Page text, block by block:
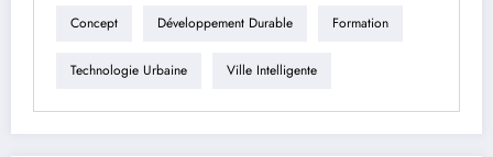
Concept Développement Durable Formation
Technologie Urbaine Ville Intelligente